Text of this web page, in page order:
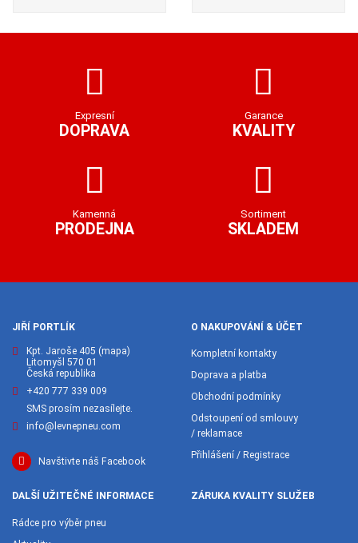
Expresní
DOPRAVA
Garance
KVALITY
Kamenná
PRODEJNA
Sortiment
SKLADEM
JIŘÍ PORTLÍK
Kpt. Jaroše 405 (mapa)
Litomyšl 570 01
Česká republika
+420 777 339 009
SMS prosím nezasílejte.
info@levnepneu.com
Navštivte náš Facebook
O NAKUPOVÁNÍ & ÚČET
Kompletní kontakty
Doprava a platba
Obchodní podmínky
Odstoupení od smlouvy
/ reklamace
Přihlášení / Registrace
DALŠÍ UŽITEČNÉ INFORMACE
Rádce pro výběr pneu
ZÁRUKA KVALITY SLUŽEB